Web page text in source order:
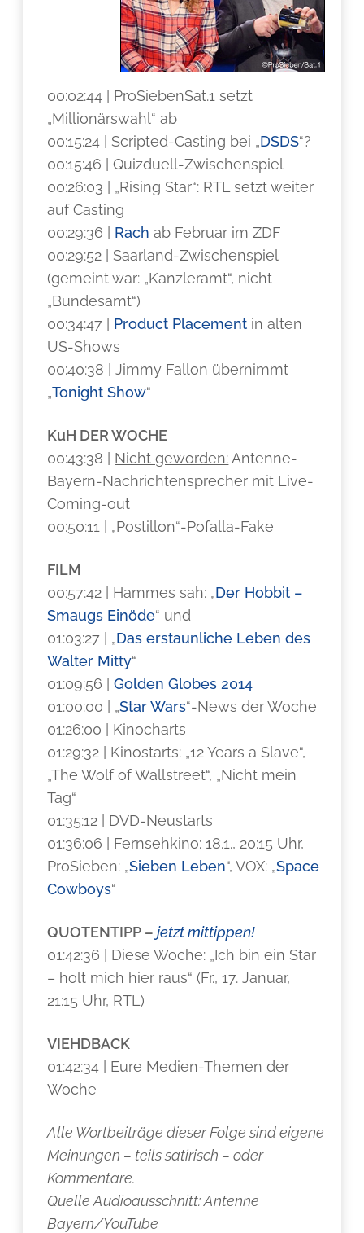
00:02:44 | ProSiebenSat.1 setzt
„Millionärswahl“ ab
00:15:24 | Scripted-Casting bei „DSDS“?
00:15:46 | Quizduell-Zwischenspiel
00:26:03 | „Rising Star“: RTL setzt weiter
auf Casting
00:29:36 | Rach ab Februar im ZDF
00:29:52 | Saarland-Zwischenspiel
(gemeint war: „Kanzleramt“, nicht
„Bundesamt“)
00:34:47 |
Product Placement in alten
US-Shows
00:40:38 | Jimmy Fallon übernimmt
„Tonight Show“
KuH DER WOCHE
00:43:38 | Nicht geworden:Antenne-
Bayern-Nachrichtensprecher mit Live-
Coming-out
00:50:11 | „Postillon“-Pofalla-Fake
FILM
00:57:42 | Hammes sah: „Der Hobbit –
Smaugs Einöde“ und
01:03:27 | „Das erstaunliche Leben des
Walter Mitty“
01:09:56 |Golden Globes 2014
01:00:00 | „Star Wars“-News der Woche
01:26:00 | Kinocharts
01:29:32 | Kinostarts: „12 Years a Slave“,
„The Wolf of Wallstreet“, „Nicht mein
Tag“
01:35:12 | DVD-Neustarts
01:36:06 | Fernsehkino: 18.1., 20:15 Uhr,
ProSieben: „Sieben Leben“, VOX: „Space
Cowboys“
QUOTENTIPP –jetzt mittippen!
01:42:36 | Diese Woche: „Ich bin ein Star
– holt mich hier raus“ (Fr., 17. Januar,
21:15 Uhr, RTL)
VIEHDBACK
01:42:34 | Eure Medien-Themen der
Woche
Alle Wortbeiträge dieser Folge sind eigene
Meinungen – teils satirisch – oder
Kommentare.
Quelle Audioausschnitt: Antenne
Bayern/YouTube